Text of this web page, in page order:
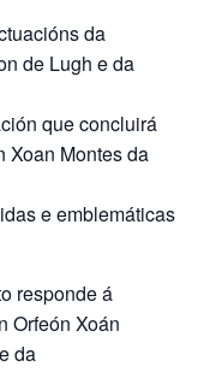
da
de Lugh e da
que concluirá
Xoan Montes da
e emblemáticas
responde á
Orfeón Xoán
da